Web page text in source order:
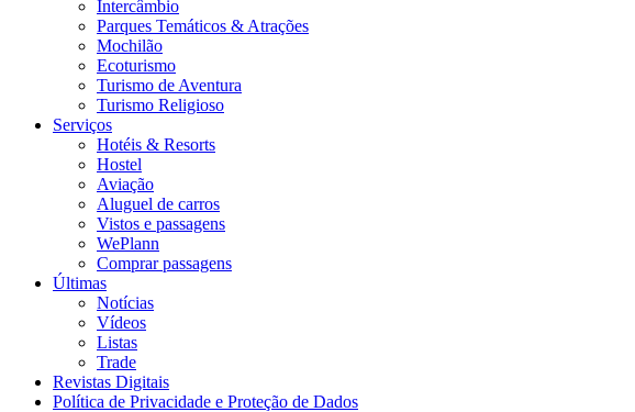
Intercâmbio
Parques Temáticos & Atrações
Mochilão
Ecoturismo
Turismo de Aventura
Turismo Religioso
Serviços
Hotéis & Resorts
Hostel
Aviação
Aluguel de carros
Vistos e passagens
WePlann
Comprar passagens
Últimas
Notícias
Vídeos
Listas
Trade
Revistas Digitais
Política de Privacidade e Proteção de Dados